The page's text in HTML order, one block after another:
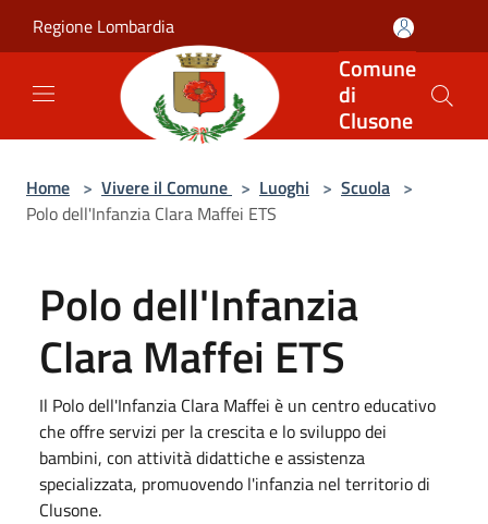
Regione Lombardia
Comune
di
Clusone
Home > Vivere il Comune > Luoghi > Scuola >
Polo dell'Infanzia Clara Maffei ETS
Polo dell'Infanzia
Clara Maffei ETS
Il Polo dell'Infanzia Clara Maffei è un centro educativo
che offre servizi per la crescita e lo sviluppo dei
bambini, con attività didattiche e assistenza
specializzata, promuovendo l'infanzia nel territorio di
Clusone.